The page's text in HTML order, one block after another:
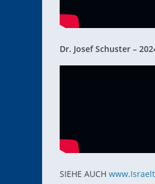
Dr. Josef Schuster –
SIEHE AUCH